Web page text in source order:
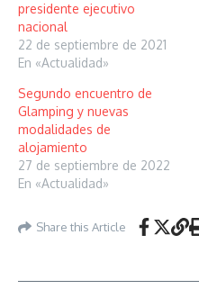
presidente ejecutivo
nacional
22 de septiembre de 2021
En «Actualidad»
Segundo encuentro de
Glamping y nuevas
modalidades de
alojamiento
27 de septiembre de 2022
En «Actualidad»
Share this Article